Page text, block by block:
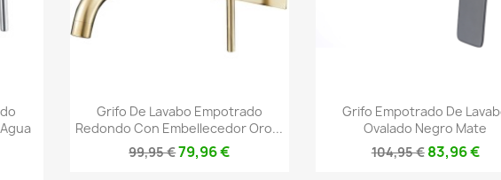
 Vista rápida
Grifo De Lavabo Empotrado
Redondo Con Embellecedor Oro...
99,95 €79,96 €
Vista rápida
Grifo Empotrado De
Ovalado Negro Mate
104,95 € 83,96 €